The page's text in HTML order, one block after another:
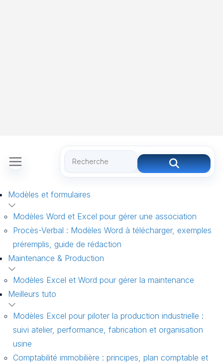
Modèles et formulaires
Modèles Word et Excel pour gérer une association
Procès-Verbal : Modèles Word à télécharger, exemples
préremplis, guide de rédaction
Maintenance & Production
Modèles Excel et Word pour gérer la maintenance
Meilleurs tuto
Modèles Excel pour piloter la production industrielle :
suivi atelier, performance, fabrication et organisation
usine
Comptabilité immobilière : principes, plan comptable et